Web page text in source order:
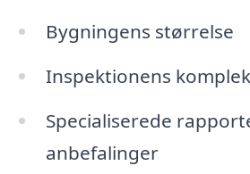
Bygningens størrelse
Inspektionens
Specialiserede
anbefalinger